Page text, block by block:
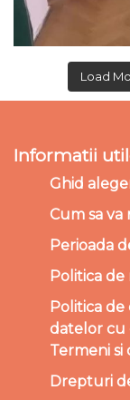
Load
Informatii
Ghid
Cum sa va
Perioada
Politica
Politica
datelor cu
Termeni si
Drepturi